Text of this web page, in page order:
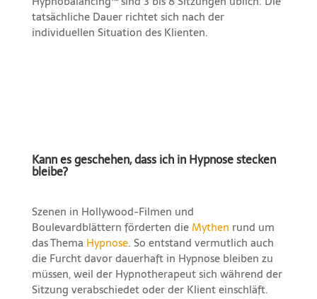
tatsächliche Dauer richtet sich nach der
individuellen Situation des Klienten.
Kann es geschehen, dass ich in Hypnose stecken
bleibe?
Szenen in Hollywood-Filmen und
Boulevardblättern förderten dieMythen rund um
das Thema Hypnose. So entstand vermutlich auch
die Furcht davor dauerhaft in Hypnose bleiben zu
müssen, weil der Hypnotherapeut sich während der
Sitzung verabschiedet oder der Klient einschläft.